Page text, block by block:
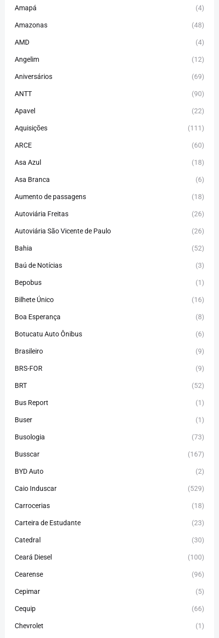
Amapá (4)
Amazonas (48)
AMD (4)
Angelim (12)
Aniversários (69)
ANTT (90)
Apavel (22)
Aquisições (111)
ARCE (60)
Asa Azul (18)
Asa Branca (6)
Aumento de passagens (18)
Autoviária Freitas (26)
Autoviária São Vicente de Paulo (26)
Bahia (52)
Baú de Notícias (3)
Bepobus (1)
Bilhete Único (16)
Boa Esperança (8)
Botucatu Auto Ônibus (6)
Brasileiro (9)
BRS-FOR (9)
BRT (52)
Bus Report (1)
Buser (1)
Busologia (73)
Busscar (167)
BYD Auto (2)
Caio Induscar (529)
Carrocerias (18)
Carteira de Estudante (23)
Catedral (30)
Ceará Diesel (100)
Cearense (96)
Cepimar (5)
Cequip (66)
Chevrolet (1)